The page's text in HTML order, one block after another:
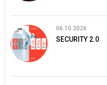
06.10.2026
SECURITY 2.0